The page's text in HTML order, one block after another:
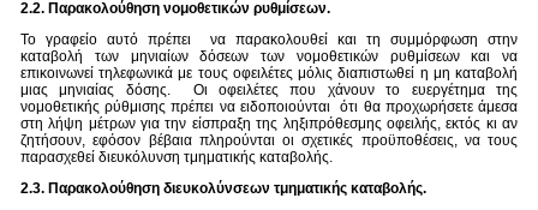
2.2. Παρακολούθηση νομοθετικών ρυθμίσεων.
Το γραφείο αυτό πρέπει να παρακολουθεί και τη συμμόρφωση στην
καταβολή των μηνιαίων δόσεων των νομοθετικών ρυθμίσεων και να
επικοινωνεί τηλεφωνικά με τους οφειλέτες μόλις διαπιστωθεί η μη καταβολή
μιας μηνιαίας δόσης. Οι οφειλέτες που χάνουν το ευεργέτημα της
νομοθετικής ρύθμισης πρέπει να ειδοποιούνται ότι θα προχωρήσετε άμεσα
στη λήψη μέτρων για την είσπραξη της ληξιπρόθεσμης οφειλής, εκτός κι αν
ζητήσουν, εφόσον βέβαια πληρούνται οι σχετικές προϋποθέσεις, να τους
παρασχεθεί διευκόλυνση τμηματικής καταβολής.
2.3. Παρακολούθηση διευκολύνσεων τμηματικής καταβολής.